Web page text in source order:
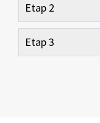
Etap 2
Etap 3